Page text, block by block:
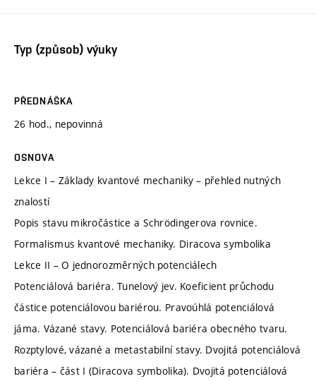
Typ (způsob) výuky
PŘEDNÁŠKA
26 hod., nepovinná
OSNOVA
Lekce I – Základy kvantové mechaniky – přehled nutných
znalostí
Popis stavu mikročástice a Schrödingerova rovnice.
Formalismus kvantové mechaniky. Diracova symbolika
Lekce II – O jednorozměrných potenciálech
Potenciálová bariéra. Tunelový jev. Koeficient průchodu
částice potenciálovou bariérou. Pravoúhlá potenciálová
jáma. Vázané stavy. Potenciálová bariéra obecného tvaru.
Rozptylové, vázané a metastabilní stavy. Dvojitá potenciálová
bariéra – část I (Diracova symbolika). Dvojitá potenciálová